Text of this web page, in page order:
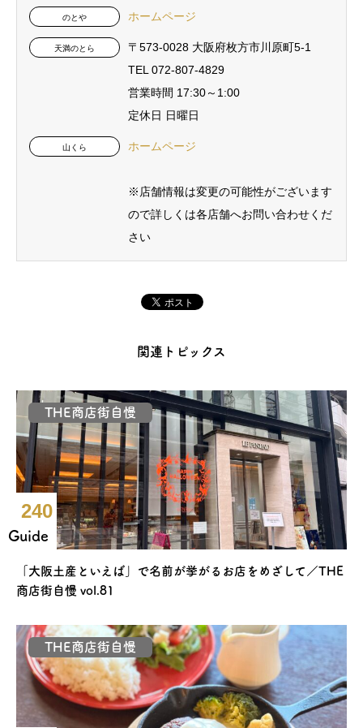
のとや ホームページ
天満のとら
〒573-0028 大阪府枚方市川原町5-1
TEL 072-807-4829
営業時間 17:30～1:00
定休日 日曜日
山くら ホームページ
※店舗情報は変更の可能性がございます
ので詳しくは各店舗へお問い合わせくだ
さい
関連トピックス
THE商店街自慢
240
Guide
「大阪土産といえば」で名前が挙がるお店をめざして／THE
商店街自慢 vol.81
THE商店街自慢